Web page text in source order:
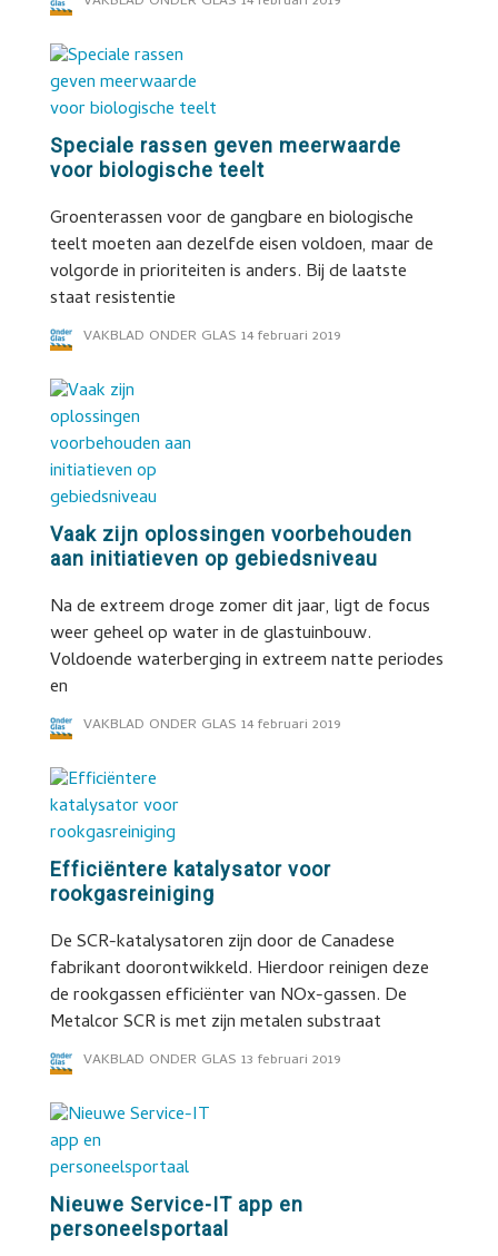
Speciale rassen geven meerwaarde
voor biologische teelt
Groenterassen voor de gangbare en biologische
teelt moeten aan dezelfde eisen voldoen, maar de
volgorde in prioriteiten is anders. Bij de laatste
staat resistentie
VAKBLAD ONDER GLAS 14 februari 2019
Vaak zijn oplossingen voorbehouden
aan initiatieven op gebiedsniveau
Na de extreem droge zomer dit jaar, ligt de focus
weer geheel op water in de glastuinbouw.
Voldoende waterberging in extreem natte periodes
en
VAKBLAD ONDER GLAS 14 februari 2019
Efficiëntere katalysator voor
rookgasreiniging
De SCR-katalysatoren zijn door de Canadese
fabrikant doorontwikkeld. Hierdoor reinigen deze
de rookgassen efficiënter van NOx-gassen. De
Metalcor SCR is met zijn metalen substraat
VAKBLAD ONDER GLAS 13 februari 2019
Nieuwe Service-IT app en
personeelsportaal